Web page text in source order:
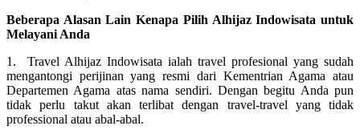
Beberapa Alasan Lain Kenapa Pilih Alhijaz Indowisata untuk
Melayani Anda
1. Travel Alhijaz Indowisata ialah travel profesional yang sudah
mengantongi perijinan yang resmi dari Kementrian Agama atau
Departemen Agama atas nama sendiri. Dengan begitu Anda pun
tidak perlu takut akan terlibat dengan travel-travel yang tidak
professional atau abal-abal.